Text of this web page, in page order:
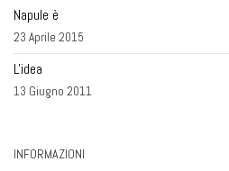
Napule è
23 Aprile 2015
L'idea
13 Giugno 2011
INFORMAZIONI